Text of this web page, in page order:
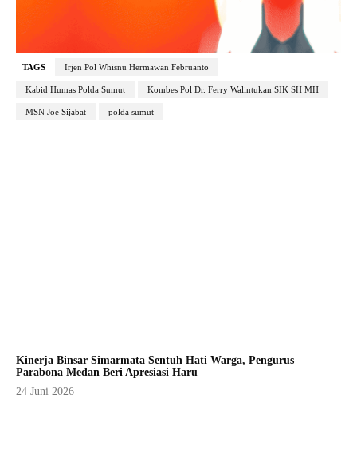
TAGS Irjen Pol Whisnu Hermawan Februanto
Kabid Humas Polda Sumut Kombes Pol Dr. Ferry Walintukan SIK SH MH
MSN Joe Sijabat polda sumut
Kinerja Binsar Simarmata Sentuh Hati Warga, Pengurus
Parabona Medan Beri Apresiasi Haru
24 Juni 2026